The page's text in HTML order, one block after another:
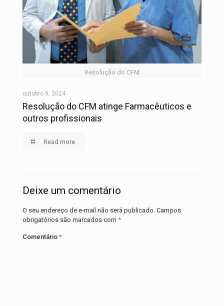
Resolução do CFM
outubro 9, 2024
Resolução do CFM atinge Farmacêuticos e
outros profissionais
Read more
Deixe um comentário
O seu endereço de e-mail não será publicado. Campos
obrigatórios são marcados com *
Comentário *